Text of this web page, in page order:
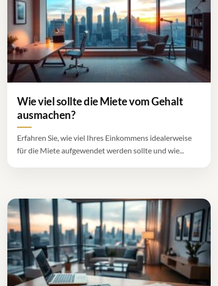
Wie viel sollte die Miete vom Gehalt
ausmachen?
Erfahren Sie, wie viel Ihres Einkommens idealerweise
für die Miete aufgewendet werden sollte und wie...